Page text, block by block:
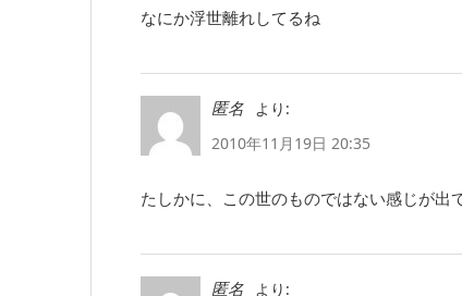
なにか浮世離れしてるね
匿名
より:
2010年11月19日 20:35
たしかに、この世のものではない感じが出
匿名
より: